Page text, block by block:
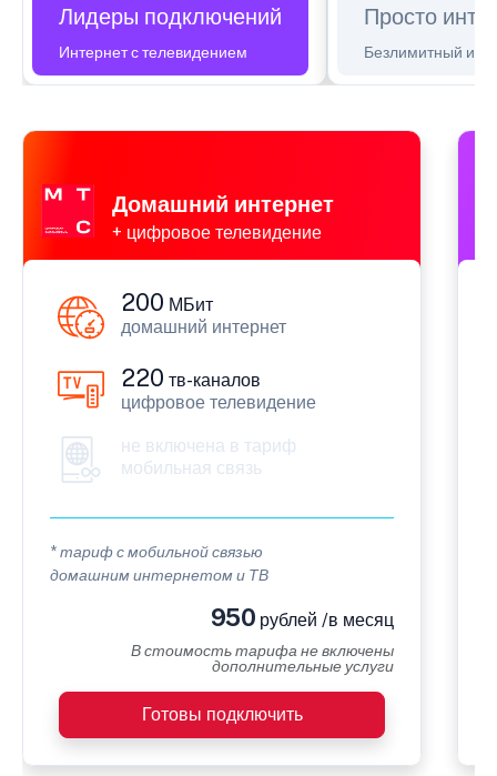
Лидеры подключений
Интернет с телевидением
Просто
Безлимитный
Домашний интернет
+ цифровое телевидение
200 МБит
домашний интернет
220 тв-каналов
цифровое телевидение
не включена в тариф
мобильная связь
* тариф с мобильной связью
домашним интернетом и ТВ
950 рублей /в месяц
В стоимость тарифа не включены
дополнительные услуги
Готовы подключить